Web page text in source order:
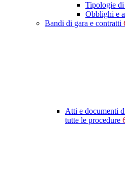
Tipologie
Obblighi e
Bandi di gara e contratti
Atti e documenti
tutte le procedure